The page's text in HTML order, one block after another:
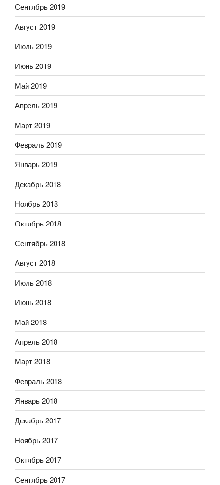
Сентябрь 2019
Август 2019
Июль 2019
Июнь 2019
Май 2019
Апрель 2019
Март 2019
Февраль 2019
Январь 2019
Декабрь 2018
Ноябрь 2018
Октябрь 2018
Сентябрь 2018
Август 2018
Июль 2018
Июнь 2018
Май 2018
Апрель 2018
Март 2018
Февраль 2018
Январь 2018
Декабрь 2017
Ноябрь 2017
Октябрь 2017
Сентябрь 2017